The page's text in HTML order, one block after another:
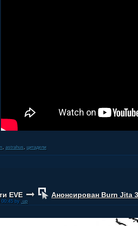
astrahus цитадели
EVE Анонсирован Burn Jita 3
00:45 by .up